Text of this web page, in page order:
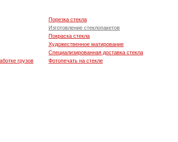
Порезка стекла
Изготовление стеклопакетов
Покраска стекла
Художественное матирование
Специализированная доставка стекла
грузов
Фотопечать на стекле